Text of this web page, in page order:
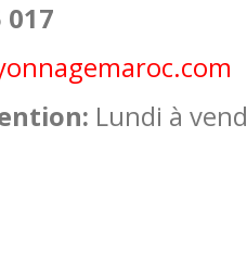
017
Lundi à